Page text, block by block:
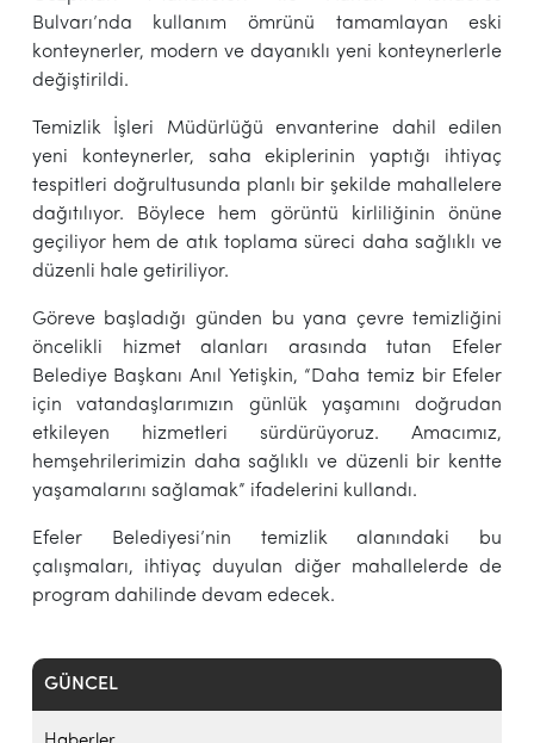
GÜNCEL
Bulvarı’nda kullanım ömrünü tamamlayan eski
konteynerler, modern ve dayanıklı yeni konteynerlerle
değiştirildi.
Temizlik İşleri Müdürlüğü envanterine dahil edilen
yeni konteynerler, saha ekiplerinin yaptığı ihtiyaç
tespitleri doğrultusunda planlı bir şekilde mahallelere
dağıtılıyor. Böylece hem görüntü kirliliğinin önüne
geçiliyor hem de atık toplama süreci daha sağlıklı ve
düzenli hale getiriliyor.
Göreve başladığı günden bu yana çevre temizliğini
öncelikli hizmet alanları arasında tutan Efeler
Belediye Başkanı Anıl Yetişkin, “Daha temiz bir Efeler
için vatandaşlarımızın günlük yaşamını doğrudan
etkileyen hizmetleri sürdürüyoruz. Amacımız,
hemşehrilerimizin daha sağlıklı ve düzenli bir kentte
yaşamalarını sağlamak” ifadelerini kullandı.
Efeler Belediyesi’nin temizlik alanındaki bu
çalışmaları, ihtiyaç duyulan diğer mahallelerde de
program dahilinde devam edecek.